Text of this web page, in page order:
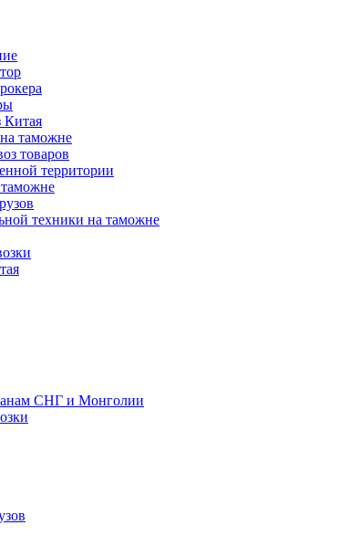
Китая
таможне
товаров
территории
техники на таможне
СНГ и Монголии